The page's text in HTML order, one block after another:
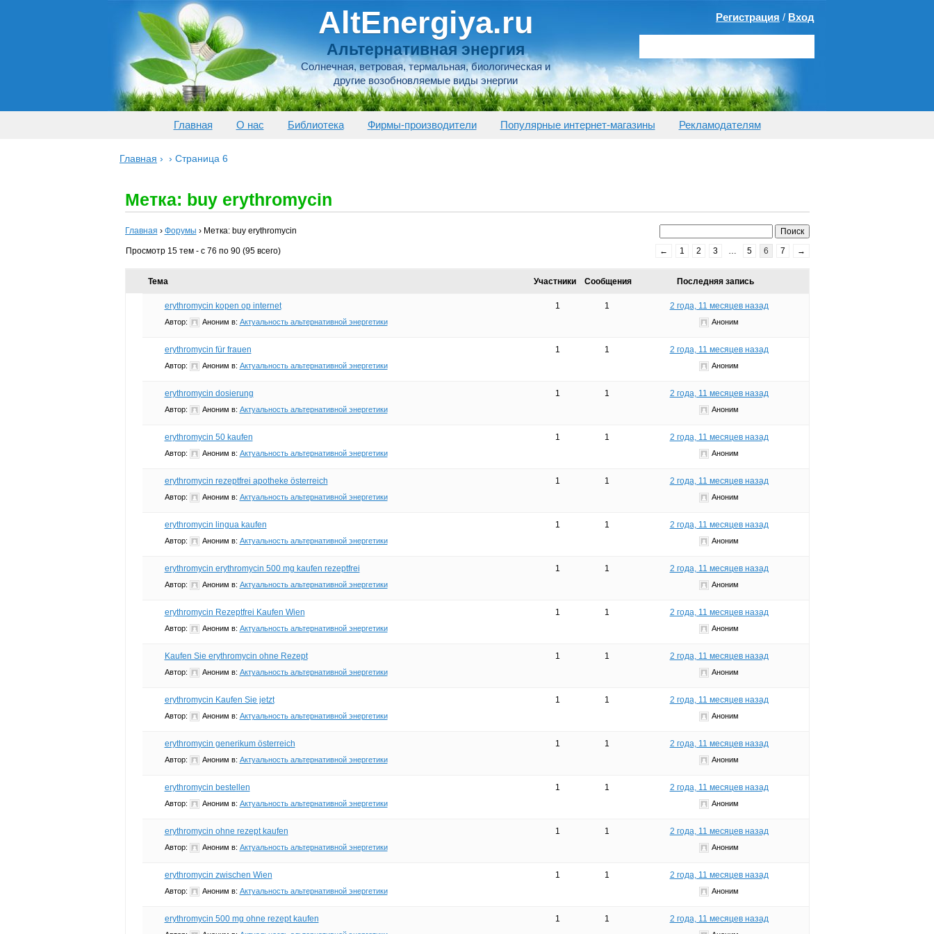
AltEnergiya.ru
Альтернативная энергия
Солнечная, ветровая, термальная, биологическая и
другие возобновляемые виды энергии
Регистрация / Вход
Главная О нас Библиотека Фирмы-производители Популярные интернет-магазины Рекламодателям
Главная › › Страница 6
Метка: buy erythromycin
Главная › Форумы › Метка: buy erythromycin
Просмотр 15 тем - с 76 по 90 (95 всего) ← 1 2 3 5 6 7 →
Тема Участники Сообщения Последняя запись
erythromycin kopen op internet
Автор: Аноним в: Актуальность альтернативной энергетики
1 1 2 года, 11 месяцев назад
Аноним
erythromycin für frauen
Автор: Аноним в: Актуальность альтернативной энергетики
1 1 2 года, 11 месяцев назад
Аноним
erythromycin dosierung
Автор: Аноним в: Актуальность альтернативной энергетики
1 1 2 года, 11 месяцев назад
Аноним
erythromycin 50 kaufen
Автор: Аноним в: Актуальность альтернативной энергетики
1 1 2 года, 11 месяцев назад
Аноним
erythromycin rezeptfrei apotheke österreich
Автор: Аноним в: Актуальность альтернативной энергетики
1 1 2 года, 11 месяцев назад
Аноним
erythromycin lingua kaufen
Автор: Аноним в: Актуальность альтернативной энергетики
1 1 2 года, 11 месяцев назад
Аноним
erythromycin erythromycin 500 mg kaufen rezeptfrei
Автор: Аноним в: Актуальность альтернативной энергетики
1 1 2 года, 11 месяцев назад
Аноним
erythromycin Rezeptfrei Kaufen Wien
Автор: Аноним в: Актуальность альтернативной энергетики
1 1 2 года, 11 месяцев назад
Аноним
Kaufen Sie erythromycin ohne Rezept
Автор: Аноним в: Актуальность альтернативной энергетики
1 1 2 года, 11 месяцев назад
Аноним
erythromycin Kaufen Sie jetzt
Автор: Аноним в: Актуальность альтернативной энергетики
1 1 2 года, 11 месяцев назад
Аноним
erythromycin generikum österreich
Автор: Аноним в: Актуальность альтернативной энергетики
1 1 2 года, 11 месяцев назад
Аноним
erythromycin bestellen
Автор: Аноним в: Актуальность альтернативной энергетики
1 1 2 года, 11 месяцев назад
Аноним
erythromycin ohne rezept kaufen
Автор: Аноним в: Актуальность альтернативной энергетики
1 1 2 года, 11 месяцев назад
Аноним
erythromycin zwischen Wien
Автор: Аноним в: Актуальность альтернативной энергетики
1 1 2 года, 11 месяцев назад
Аноним
erythromycin 500 mg ohne rezept kaufen 1 1 2 года, 11 месяцев назад